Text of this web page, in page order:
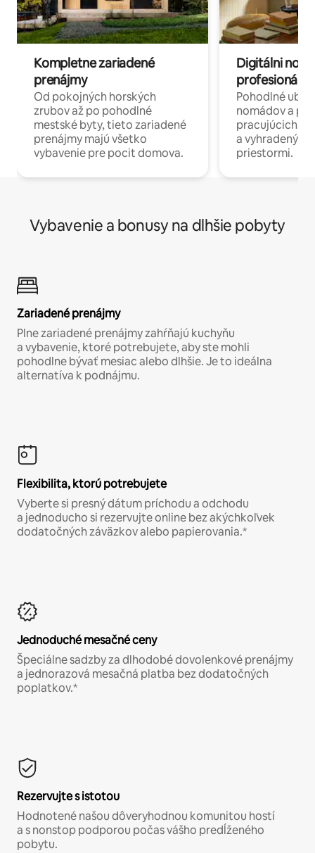
Kompletne zariadené
prenájmy
Od pokojných horských
zrubov až po pohodlné
mestské byty, tieto zariadené
prenájmy majú všetko
vybavenie pre pocit domova.
Digitálni
profesionáli
Pohodlné
nomádov a
pracujúcich
a
priestormi.
Vybavenie a bonusy na dlhšie pobyty
Zariadené prenájmy
Plne zariadené prenájmy zahŕňajú kuchyňu
a vybavenie, ktoré potrebujete, aby ste mohli
pohodlne bývať mesiac alebo dlhšie. Je to ideálna
alternatíva k podnájmu.
Flexibilita, ktorú potrebujete
Vyberte si presný dátum príchodu a odchodu
a jednoducho si rezervujte online bez akýchkoľvek
dodatočných záväzkov alebo papierovania.*
Jednoduché mesačné ceny
Špeciálne sadzby za dlhodobé dovolenkové prenájmy
a jednorazová mesačná platba bez dodatočných
poplatkov.*
Rezervujte s istotou
Hodnotené našou dôveryhodnou komunitou hostí
a s nonstop podporou počas vášho predĺženého
pobytu.